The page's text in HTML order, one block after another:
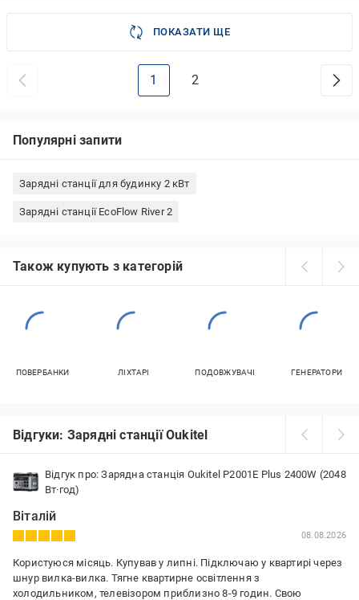
ПОКАЗАТИ ЩЕ
1 2
Популярні запити
Зарядні станції для будинку 2 кВт
Зарядні станції EcoFlow River 2
Також купують з категорій
ПОВЕРБАНКИ ЛІХТАРІ ПОДОВЖУВАЧІ ГЕНЕРАТОРИ
Відгуки: Зарядні станції Oukitel
Відгук про: Зарядна станція Oukitel P2001E Plus 2400W (2048
Вт·год)
Віталій
08.08.2026
Користуюся місяць. Купував у липні. Підключаю у квартирі через
шнур вилка-вилка. Тягне квартирне освітлення з
холодильником, телевізором приблизно 8-9 годин. Свою